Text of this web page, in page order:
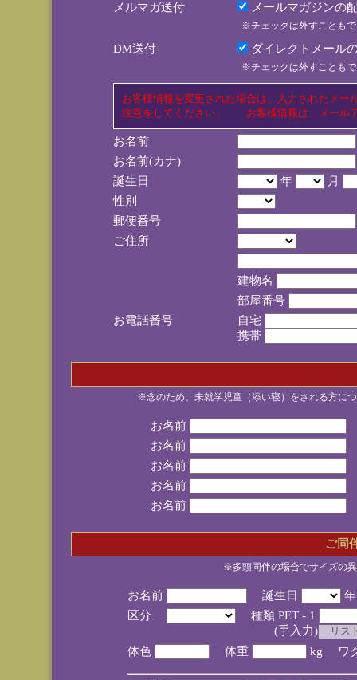
メルマガ送付 メールマガジンの
※チェックは外すことも
DM送付 ダイレクトメール
※チェックは外すことも
お客様情報を変更された場合は、入力されたメ
注意をしてください。 お客様情報は、メール
お名前
お名前(カナ)
誕生日
年
月
性別
郵便番号
ご住所
建物名
部屋番号
お電話番号
自宅
携帯
※念のため、未就学児童（添い寝）をされる方に
お名前
お名前
お名前
お名前
お名前
ご同
※多頭同伴の場合でサイズの
お名前 誕生日
区分
種類 PET - 1
(手入力)
体色
体重 kg ワ